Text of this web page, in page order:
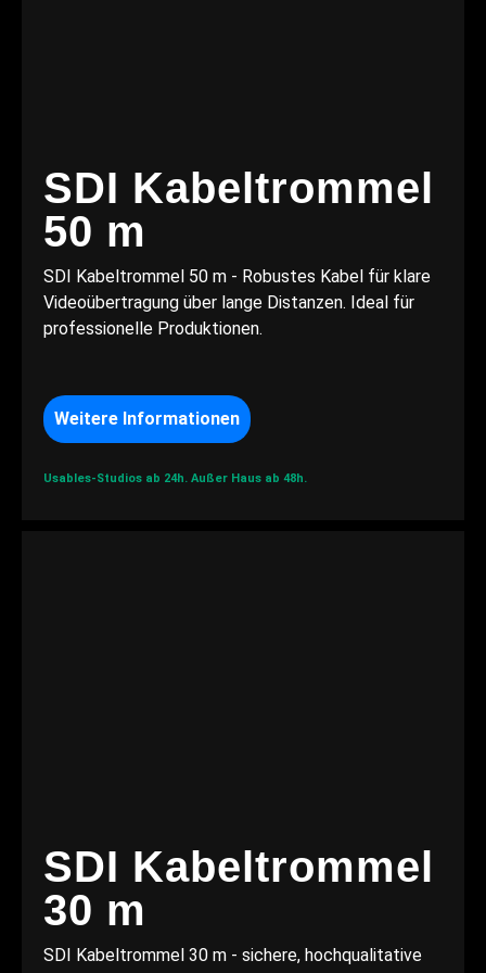
SDI Kabeltrommel
50 m
SDI Kabeltrommel 50 m - Robustes Kabel für klare
Videoübertragung über lange Distanzen. Ideal für
professionelle Produktionen.
Weitere Informationen
Usables-Studios ab 24h. Außer Haus ab 48h.
SDI Kabeltrommel
30 m
SDI Kabeltrommel 30 m - sichere, hochqualitative